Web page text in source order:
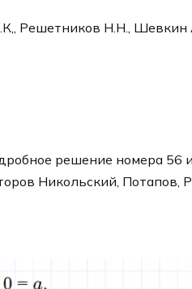
Решетников Н.Н., Шевкин
решение номера 56
Никольский, Потапов,